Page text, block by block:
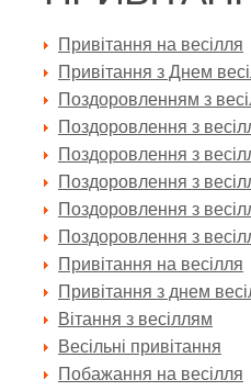
Привітання на весілля
Привітання з Днем
Поздоровленням з
Поздоровлення з
Поздоровлення з
Поздоровлення з
Поздоровлення з
Поздоровлення з
Привітання на весілля
Привітання з днем
Вітання з весіллям
Весільні привітання
Побажання на весілля